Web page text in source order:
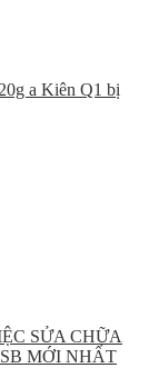
a Kiên Q1 bị
SỬA CHỮA
MỚI NHẤT